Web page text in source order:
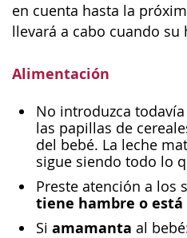
en cuenta hasta la
llevará a cabo cuando su
Alimentación
No introduzca
las papillas de
del bebé. La leche
sigue siendo todo lo
Preste atención a los
tiene hambre o
Si amamanta al